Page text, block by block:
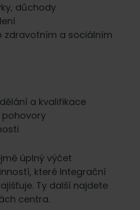
důchody
zdravotním a sociálním
a kvalifikace
úplný výčet
které Integrační
Ty další najdete
centra.